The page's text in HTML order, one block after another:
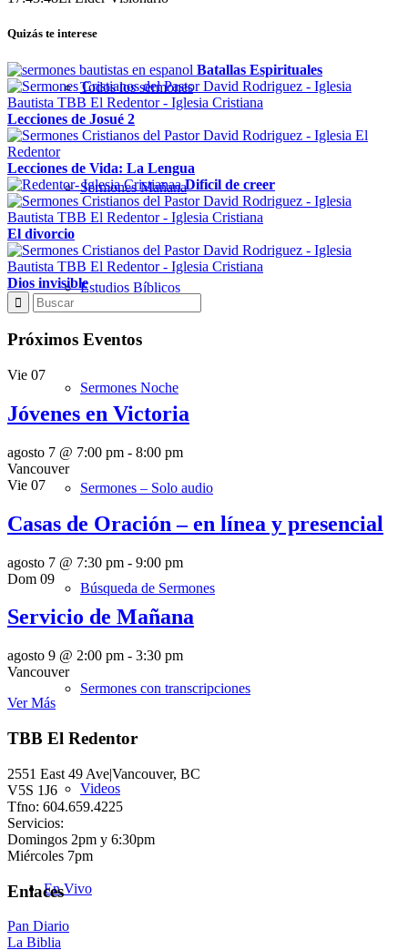
Todos los sermones
Sermones Mañana
Estudios Bíblicos
Sermones Noche
Sermones – Solo audio
Búsqueda de Sermones
Sermones con transcripciones
Videos
En Vivo
Quizás te interese
Batallas Espirituales
Lecciones de Josué 2
Lecciones de Vida: La Lengua
Dificil de creer
El divorcio
Dios invisible
Próximos Eventos
Vie 07
Jóvenes en Victoria
agosto 7 @ 7:00 pm - 8:00 pm
Vancouver
Vie 07
Casas de Oración – en línea y presencial
agosto 7 @ 7:30 pm - 9:00 pm
Dom 09
Servicio de Mañana
agosto 9 @ 2:00 pm - 3:30 pm
Vancouver
Ver Más
TBB El Redentor
2551 East 49 Ave|Vancouver, BC
V5S 1J6
Tfno: 604.659.4225
Servicios:
Domingos 2pm y 6:30pm
Miércoles 7pm
Enlaces
Pan Diario
La Biblia